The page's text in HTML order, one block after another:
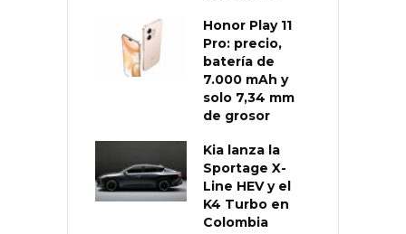
Honor Play 11
Pro: precio,
batería de
7.000 mAh y
solo 7,34 mm
de grosor
Kia lanza la
Sportage X-
Line HEV y el
K4 Turbo en
Colombia